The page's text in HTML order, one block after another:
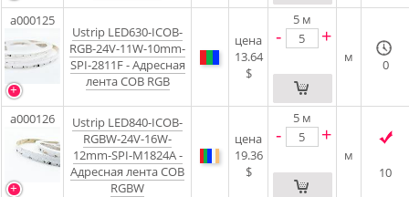
a000125
Ustrip LED630-ICOB-
RGB-24V-11W-10mm-
SPI-2811F - Адресная
лента COB RGB
цена
13.64
$
5 м
- +
м 0
a000126
Ustrip LED840-ICOB-
RGBW-24V-16W-
12mm-SPI-M1824A -
Адресная лента COB
RGBW
цена
19.36
$
5 м
- +
м
10